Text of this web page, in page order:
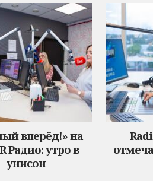
вперёд!» на
Радио: утро в
унисон